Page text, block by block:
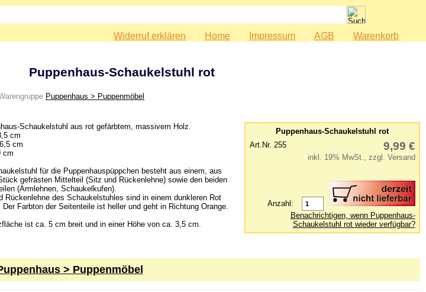
Widerruf erklären Home Impressum AGB Warenkorb
Puppenhaus-Schaukelstuhl rot
Puppenhaus > Puppenmöbel
Puppenhaus-Schaukelstuhl rot
Art.Nr. 255
9,99 €
inkl. 19% MwSt., zzgl. Versand
Anzahl:
Benachrichtigen, wenn Puppenhaus-
Schaukelstuhl rot wieder verfügbar?
Schaukelstuhl aus rot gefärbtem, massivem Holz.
cm
cm
cm
für die Puppenhauspüppchen besteht aus einem, aus
gefrästen Mittelteil (Sitz und Rückenlehne) sowie den beiden
(Armlehnen, Schaukelkufen).
Rückenlehne des Schaukelstuhles sind in einem dunkleren Rot
Der Farbton der Seitenteile ist heller und geht in Richtung Orange.
ist ca. 5 cm breit und in einer Höhe von ca. 3,5 cm.
> Puppenmöbel